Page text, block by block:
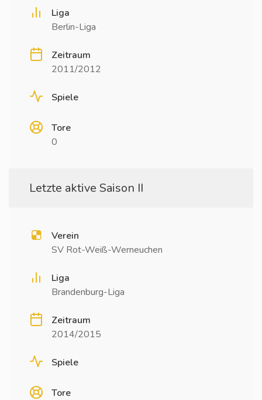
Liga
Berlin-Liga
Zeitraum
2011/2012
Spiele
Tore
0
Letzte aktive Saison II
Verein
SV Rot-Weiß-Werneuchen
Liga
Brandenburg-Liga
Zeitraum
2014/2015
Spiele
Tore